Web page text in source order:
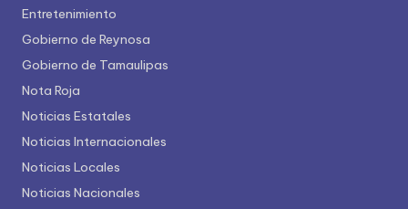
Entretenimiento
Gobierno de Reynosa
Gobierno de Tamaulipas
Nota Roja
Noticias Estatales
Noticias Internacionales
Noticias Locales
Noticias Nacionales